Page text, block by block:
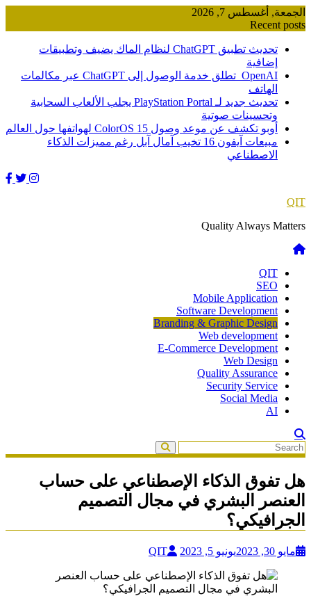
Skip
to
الجمعة, أغسطس 7, 2026
Recent posts
تحديث تطبيق ChatGPT لنظام الماك يضيف وتطبيقات
إضافية
OpenAI تطلق خدمة الوصول إلى ChatGPT عبر مكالمات
الهاتف
تحديث جديد لـ PlayStation Portal يجلب الألعاب السحابية
وتحسينات صوتية
أوبو تكشف عن موعد وصول ColorOS 15 لهواتفها حول العالم
مبيعات آيفون 16 تخيب آمال آبل رغم مميزات الذكاء
الاصطناعي
QIT
Quality Always Matters
QIT
SEO
Mobile Application
Software Development
Branding & Graphic Design
Web development
E-Commerce Development
Web Design
Quality Assurance
Security Service
Social Media
AI
هل تفوق الذكاء الإصطناعي على حساب
العنصر البشري في مجال التصميم
الجرافيكي؟
مايو 30, 2023 يونيو 5, 2023 QIT